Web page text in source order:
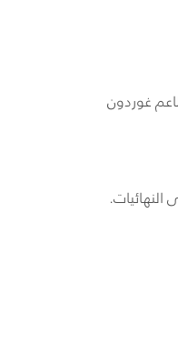
غوردون